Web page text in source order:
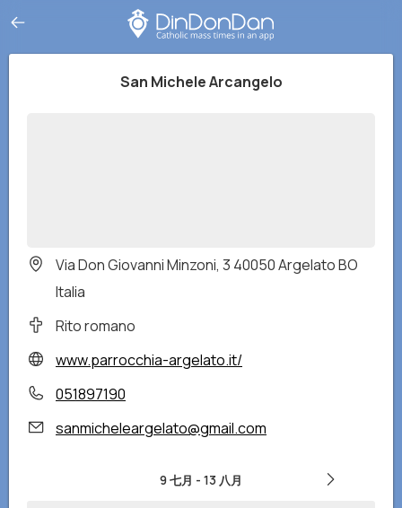
San Michele Arcangelo
Via Don Giovanni Minzoni, 3 40050 Argelato BO
Italia
Rito romano
www.parrocchia-argelato.it/
051897190
sanmicheleargelato@gmail.com
9 七月 - 13 八月